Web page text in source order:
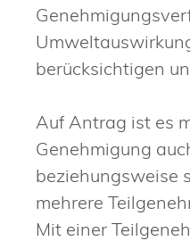
berücksichtigen
Auf Antrag ist es
Genehmigung
beziehungsweise
mehrere
Mit einer